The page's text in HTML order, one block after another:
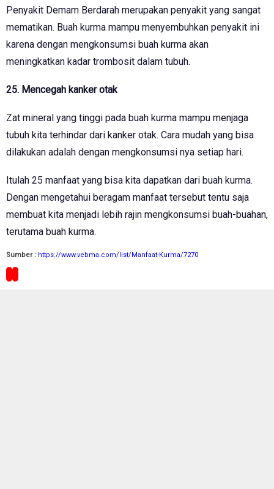
Penyakit Demam Berdarah merupakan penyakit yang sangat
mematikan. Buah kurma mampu menyembuhkan penyakit ini
karena dengan mengkonsumsi buah kurma akan
meningkatkan kadar trombosit dalam tubuh.
25. Mencegah kanker otak
Zat mineral yang tinggi pada buah kurma mampu menjaga
tubuh kita terhindar dari kanker otak. Cara mudah yang bisa
dilakukan adalah dengan mengkonsumsi nya setiap hari.
Itulah 25 manfaat yang bisa kita dapatkan dari buah kurma.
Dengan mengetahui beragam manfaat tersebut tentu saja
membuat kita menjadi lebih rajin mengkonsumsi buah-buahan,
terutama buah kurma.
Sumber : https://www.vebma.com/list/Manfaat-Kurma/7270